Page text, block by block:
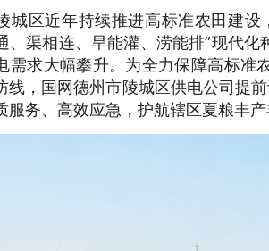
城区近年持续推进高标准农田建
、渠相连、旱能灌、涝能排”现代
需求大幅攀升。为全力保障高标
线，国网德州市陵城区供电公司提
服务、高效应急，护航辖区夏粮丰